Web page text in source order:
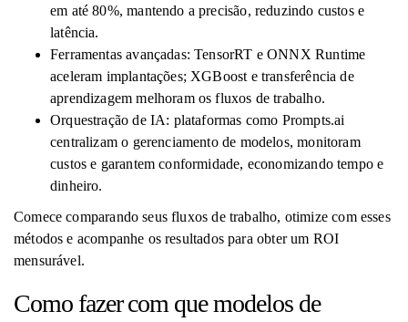
em até 80%, mantendo a precisão, reduzindo custos e
latência.
Ferramentas avançadas: TensorRT e ONNX Runtime
aceleram implantações; XGBoost e transferência de
aprendizagem melhoram os fluxos de trabalho.
Orquestração de IA: plataformas como Prompts.ai
centralizam o gerenciamento de modelos, monitoram
custos e garantem conformidade, economizando tempo e
dinheiro.
Comece comparando seus fluxos de trabalho, otimize com esses
métodos e acompanhe os resultados para obter um ROI
mensurável.
Como fazer com que modelos de